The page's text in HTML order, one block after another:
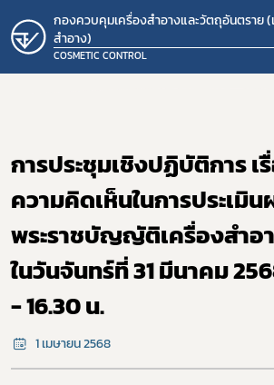
กองควบคุมเครื่องสำอางและวัตถุอันตราย (
สำอาง)
COSMETIC CONTROL
การประชุมเชิงปฏิบัติการ เ
ความคิดเห็นในการประเมิ
พระราชบัญญัติเครื่องสำอ
ในวันจันทร์ที่ 31 มีนาคม
- 16.30 น.
1 เมษายน 2568